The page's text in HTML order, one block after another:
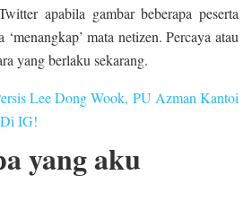
apabila gambar beberapa peserta
mata netizen. Percaya atau
yang berlaku sekarang.
Lee Dong Wook, PU Azman Kantoi
IG!
yang aku